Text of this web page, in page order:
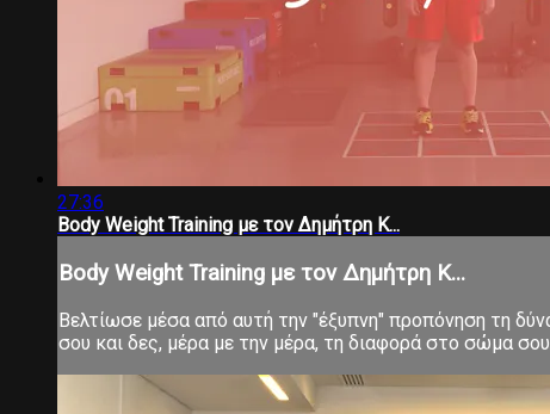
27:36
Body Weight Training με τον Δημήτρη Κ...
Body Weight Training με τον Δημήτρη Κ...
Βελτίωσε μέσα από αυτή την "έξυπνη" προπόνηση τη
σου και δες, μέρα με την μέρα, τη διαφορά στο σώμα